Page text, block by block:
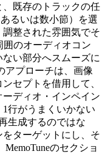
、既存のトラックの任
るいは数小節）を選
整された雰囲気でそ
のオーディオコン
い部分へスムーズに
アプローチは、画像
セプトを借用して、
ディオ・インペイン
行がうまくいかない
生成するのではな
をターゲットにし、そ
のセクショ